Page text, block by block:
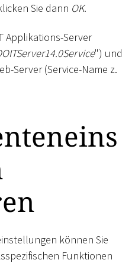
Sie dann OK.
Applikations-Server
") und
Server (Service-Name z.
können Sie
Funktionen